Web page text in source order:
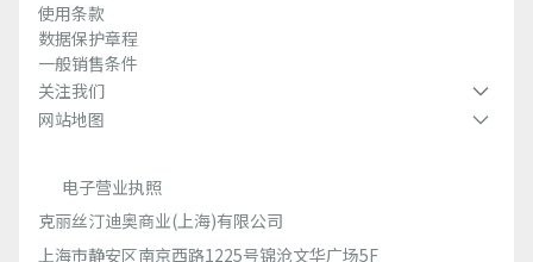
使用条款
数据保护章程
一般销售条件
关注我们
网站地图
电子营业执照
克丽丝汀迪奥商业(上海)有限公司
上海市静安区南京西路1225号锦沧文华广场5F